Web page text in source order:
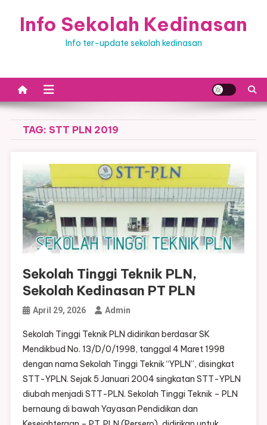
Info Sekolah Kedinasan
Info ter-update sekolah kedinasan
TAG: STT PLN 2019
Sekolah Tinggi Teknik PLN,
Sekolah Kedinasan PT PLN
April 29, 2026 Admin
Sekolah Tinggi Teknik PLN didirikan berdasar SK
Mendikbud No. 13/D/0/1998, tanggal 4 Maret 1998
dengan nama Sekolah Tinggi Teknik “YPLN”, disingkat
STT-YPLN. Sejak 5 Januari 2004 singkatan STT-YPLN
diubah menjadi STT-PLN. Sekolah Tinggi Teknik – PLN
bernaung di bawah Yayasan Pendidikan dan